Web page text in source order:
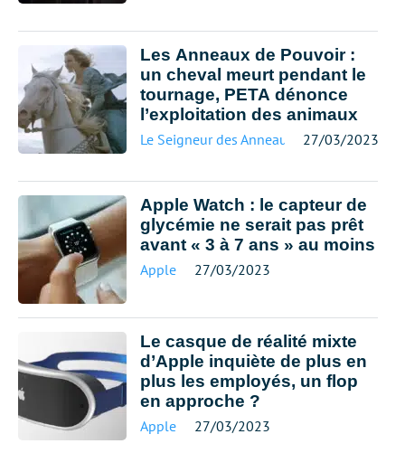
Les Anneaux de Pouvoir :
un cheval meurt pendant le
tournage, PETA dénonce
l’exploitation des animaux
Le Seigneur des Anneaux 27/03/2023
Apple Watch : le capteur de
glycémie ne serait pas prêt
avant « 3 à 7 ans » au moins
Apple 27/03/2023
Le casque de réalité mixte
d’Apple inquiète de plus en
plus les employés, un flop
en approche ?
Apple 27/03/2023